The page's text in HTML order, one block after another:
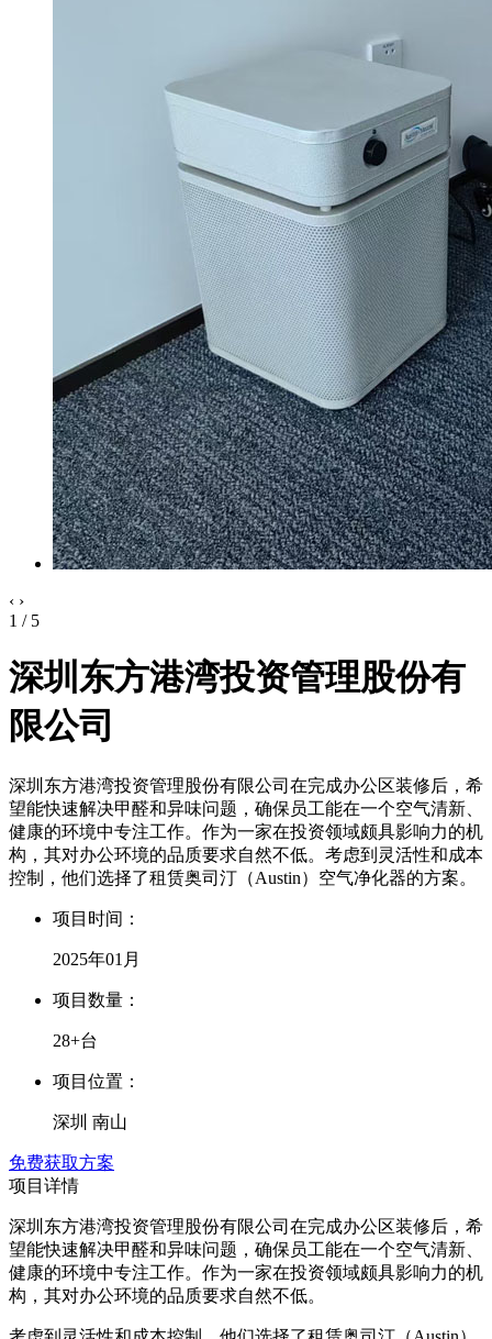
‹ ›
2 / 5
深圳东方港湾投资管理股份有
限公司
深圳东方港湾投资管理股份有限公司在完成办公区装修后，希
望能快速解决甲醛和异味问题，确保员工能在一个空气清新、
健康的环境中专注工作。作为一家在投资领域颇具影响力的机
构，其对办公环境的品质要求自然不低。考虑到灵活性和成本
控制，他们选择了租赁奥司汀（Austin）空气净化器的方案。
项目时间：
2025年01月
项目数量：
28+台
项目位置：
深圳 南山
免费获取方案
项目详情
深圳东方港湾投资管理股份有限公司在完成办公区装修后，希
望能快速解决甲醛和异味问题，确保员工能在一个空气清新、
健康的环境中专注工作。作为一家在投资领域颇具影响力的机
构，其对办公环境的品质要求自然不低。